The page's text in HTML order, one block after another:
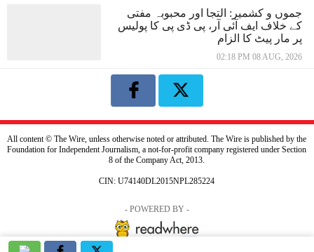
جموں و کشمیر: التجا اور محبوبہ مفتی
کے خلاف ایف آئی آر، پی ڈی پی کا پولیس
پر مار پیٹ کا الزام
02:18 PM 08 AUG, 2026
All content © The Wire, unless otherwise noted or attributed. The Wire is published by the
Foundation for Independent Journalism, a not-for-profit company registered under Section
8 of the Company Act, 2013.
CIN: U74140DL2015NPL285224
- POWERED BY -